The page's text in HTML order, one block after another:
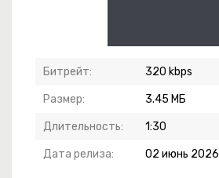
Битрейт: 320 kbps
Размер: 3.45 МБ
Длительность: 1:30
Дата релиза: 02 июнь 2026